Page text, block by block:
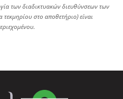
των διαδικτυακών διευθύνσεων των
στο αποθετήριο) είναι